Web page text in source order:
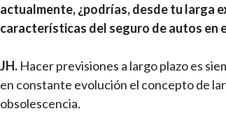
actualmente, ¿podrías, desde tu larga
características del seguro de autos en
JH. Hacer previsiones a largo plazo es
en constante evolución el concepto de
obsolescencia.